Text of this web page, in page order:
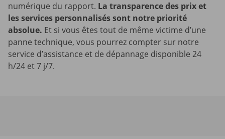
numérique du rapport. La transparence des prix et
les services personnalisés sont notre priorité
absolue. Et si vous êtes tout de même victime d’une
panne technique, vous pourrez compter sur notre
service d’assistance et de dépannage disponible 24
h/24 et 7 j/7.